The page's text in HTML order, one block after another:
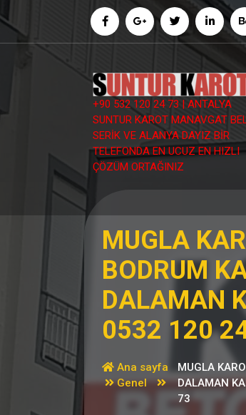
geç
+90 532 120 24 73 | ANTALYA
SUNTUR KAROT MANAVGAT
SERİK VE ALANYA DAYIZ BİR
TELEFONDA EN UCUZ EN HIZLI
ÇÖZÜM ORTAĞINIZ
MUGLA
BODRUM
DALAMAN
0532 120
Ana sayfa
Genel
MUGLA
DALAMAN
73